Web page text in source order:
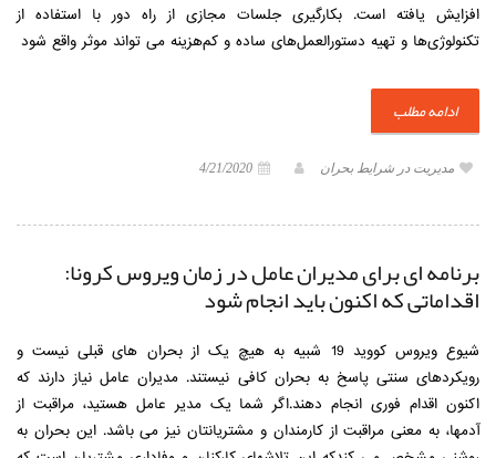
افزایش یافته است. بکارگیری جلسات مجازی از راه دور با استفاده از
تکنولوژی‌ها و تهیه دستورالعمل‌های ساده و کم‌هزینه می تواند موثر واقع شود
ادامه مطلب
4/21/2020 مدیریت در شرایط بحران
برنامه ای برای مدیران عامل در زمان ویروس کرونا:
اقداماتی که اکنون باید انجام شود
شیوع ویروس کووید 19 شبیه به هیچ یک از بحران های قبلی نیست و
رویکردهای سنتی پاسخ به بحران کافی نیستند. مدیران عامل نیاز دارند که
اکنون اقدام فوری انجام دهند.اگر شما یک مدیر عامل هستید، مراقبت از
آدمها، به معنی مراقبت از کارمندان و مشتریانتان نیز می باشد. این بحران به